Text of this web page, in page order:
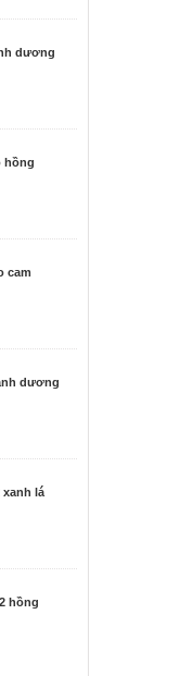
dương
hồng
cam
dương
xanh lá
hồng